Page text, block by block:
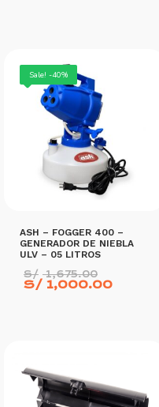
AÑADIR AL CARRITO
Sale! -40%
ASH – FOGGER 400 –
GENERADOR DE NIEBLA
ULV – 05 LITROS
S/ 1,675.00
precio
S/ 1,000.00